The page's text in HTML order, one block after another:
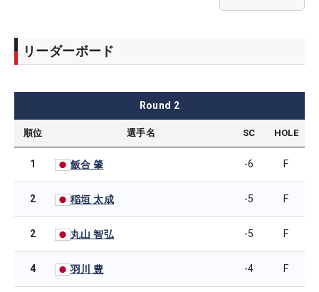
リーダーボード
Round 2
順位 選手名 SC HOLE
1 飯合 肇 -6 F
2 稲垣 太成 -5 F
2 丸山 智弘 -5 F
4 羽川 豊 -4 F